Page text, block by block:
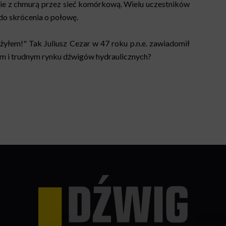
z chmurą przez sieć komórkową. Wielu uczestników
skrócenia o połowę.
Tak Juliusz Cezar w 47 roku p.n.e. zawiadomił
i trudnym rynku dźwigów hydraulicznych?